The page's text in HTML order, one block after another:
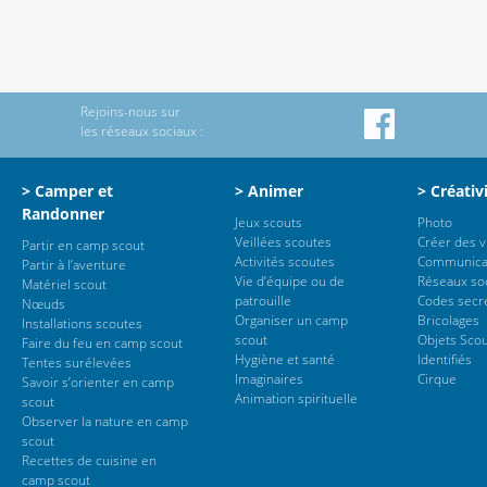
Rejoins-nous sur
les réseaux sociaux :
> Camper et
Randonner
Partir en camp scout
Partir à l’aventure
Matériel scout
Nœuds
Installations scoutes
Faire du feu en camp scout
Tentes surélevées
Savoir s’orienter en camp
scout
Observer la nature en camp
scout
Recettes de cuisine en
camp scout
> Animer
Jeux scouts
Veillées scoutes
Activités scoutes
Vie d’équipe ou de
patrouille
Organiser un camp
scout
Hygiène et santé
Imaginaires
Animation spirituelle
>
Photo
Créer des
Réseaux
Codes
Bricolages
Objets
Identifiés
Cirque